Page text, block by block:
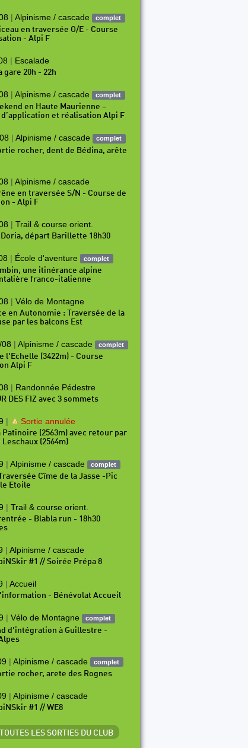
| Alpinisme / cascade complet
en traversée O/E - Course
- Alpi F
| Escalade
gare 20h - 22h
| Alpinisme / cascade complet
en Haute Maurienne –
et réalisation Alpi F
| Alpinisme / cascade complet
rocher, dent de Bédina, arête
| Alpinisme / cascade
en traversée S/N - Course de
- Alpi F
| Trail & course orient.
Doria, départ Barillette 18h30
| École d'aventure complet
une itinérance alpine
franco-italienne
| Vélo de Montagne
en Autonomie : Traversée de la
par les balcons Est
| Alpinisme / cascade complet
l'Echelle (3422m) - Course
Alpi F
| Randonnée Pédestre
DES FIZ avec 3 sommets
| Sortie annulée
Patinoire (2563m) avec retour par
Leschaux (2564m)
| Alpinisme / cascade complet
Cîme de la Jasse -Pic
Etoile
| Trail & course orient.
- Blabla run - 18h30
| Alpinisme / cascade
#1 // Soirée Prépa 8
| Accueil
- Bénévolat Accueil
| Vélo de Montagne complet
d'intégration à Guillestre -
| Alpinisme / cascade complet
rocher, arete des Rognes
| Alpinisme / cascade
#1 // WE8
LES SORTIES DU CLUB